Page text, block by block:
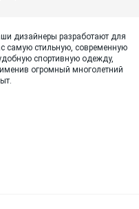
дизайнеры разработают для
самую стильную, современную
спортивную одежду,
огромный многолетний